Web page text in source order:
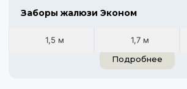
Заборы жалюзи Эконом
1,5 м 1,7 м
Подробнее